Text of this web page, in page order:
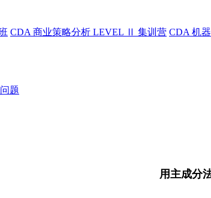
CDA 商业策略分析 LEVEL Ⅱ 集训营 CDA 机
题
用主成分